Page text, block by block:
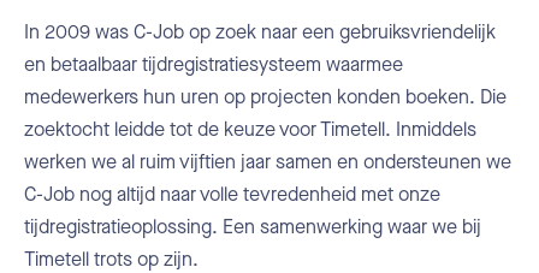
In 2009 was C-Job op zoek naar een gebruiksvriendelijk
en betaalbaar tijdregistratiesysteem waarmee
medewerkers hun uren op projecten konden boeken. Die
zoektocht leidde tot de keuze voor Timetell. Inmiddels
werken we al ruim vijftien jaar samen en ondersteunen we
C-Job nog altijd naar volle tevredenheid met onze
tijdregistratieoplossing. Een samenwerking waar we bij
Timetell trots op zijn.